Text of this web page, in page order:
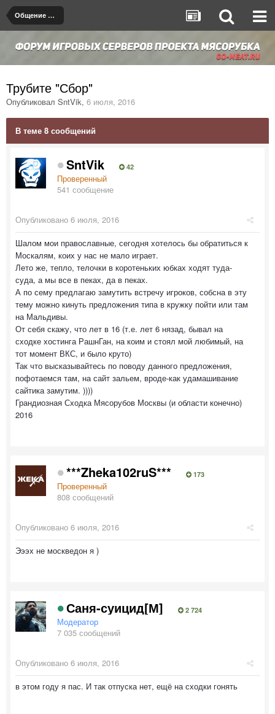
Общение на любые темы
Трубите "Сбор"
Опубликовал SntVik, 6 июля, 2016
В теме 8 сообщений
SntVik 42
Проверенный
541 сообщение
Опубликовано 6 июля, 2016
Шалом мои православные, сегодня хотелось бы обратиться к
Москалям, коих у нас не мало играет.
Лето же, тепло, телочки в коротеньких юбках ходят туда-
суда, а мы все в пеках, да в пеках.
А по сему предлагаю замутить встречу игроков, собсна в эту
тему можно кинуть предложения типа в кружку пойти или там
на Мальдивы.
От себя скажу, что лет в 16 (т.е. лет 6 нязад, бывал на
сходке хостинга РашнГан, на коим и стоял мой любимый, на
тот момент ВКС, и было круто)
Так что высказывайтесь по поводу данного предложения,
пофотаемся там, на сайт зальем, вроде-как удамашивание
сайтика замутим. ))))
Грандиозная Сходка Мясорубов Москвы (и области конечно)
2016
***Zheka102ruS*** 173
Проверенный
808 сообщений
Опубликовано 6 июля, 2016
Эээх не москведон я )
Саня-суицид[М] 2 724
Модератор
7 035 сообщений
Опубликовано 6 июля, 2016
в этом году я пас. И так отпуска нет, ещё на сходки гонять